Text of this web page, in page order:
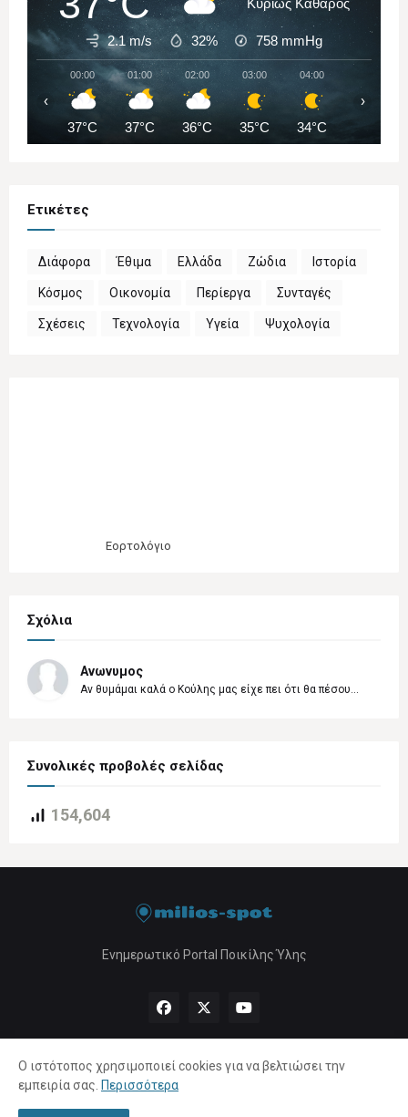
2.1 m/s 32% 758 mmHg
00:00
37°C
01:00
37°C
02:00
36°C
03:00
35°C
04:00
34°C
‹ ›
Ετικέτες
Διάφορα Έθιμα Ελλάδα Ζώδια Ιστορία
Κόσμος Οικονομία Περίεργα Συνταγές
Σχέσεις Τεχνολογία Υγεία Ψυχολογία
Εορτολόγιο
Σχόλια
Ανωνυμος
Αν θυμάμαι καλά ο Κούλης μας είχε πει ότι θα πέσου...
Συνολικές προβολές σελίδας
154,604
Ενημερωτικό Portal Ποικίλης Ύλης
Αρχική About Us Πολιτική Απορρήτου
Ο ιστότοπος χρησιμοποιεί cookies για να βελτιώσει την
εμπειρία σας. Περισσότερα